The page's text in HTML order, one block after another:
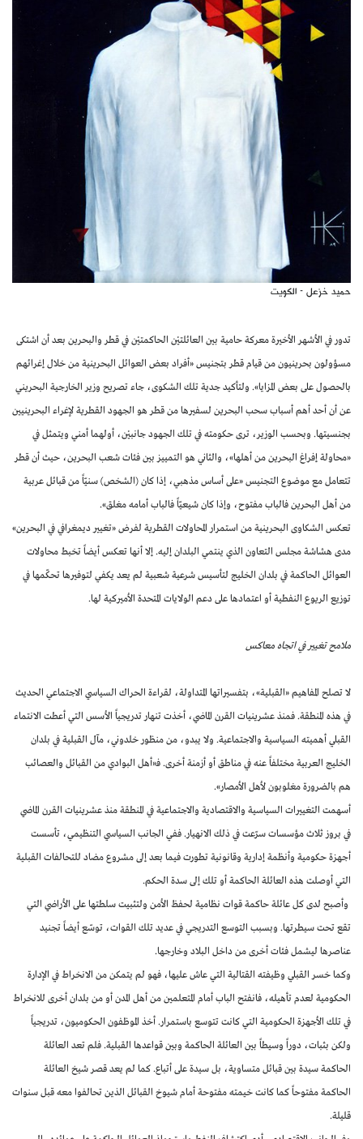
حميد خزعل - الكويت
تدور في الأشهر الأخيرة معركة حامية بين العائلتيْن الحاكمتيْن في قطر والبحرين بعد أن اشتكى
مسؤولون بحرينيون من قيام قطر بتجنيس «أفراد بعض العوائل البحرينية من خلال إغرائهم
بالحصول على بعض المزايا». ولتأكيد جدية تلك الشكوى، جاء تصريح وزير الخارجية البحريني
عن أن أحد أهم أسباب سحب البحرين لسفيرها من قطر هو الجهود القطرية لإغراء البحرينيين
بجنسيتها. وبحسب الوزير، ترى حكومته في تلك الجهود جانبيْن، أولهما أمني ويتمثل في
«محاولة إفراغ البحرين من أهلها»، والثاني هو التمييز بين فئات شعب البحرين، حيث أن قطر
تتعامل مع موضوع التجنيس «على أساس مذهبي، إذا كان (الشخص) سنيّاً من قبائل عربية
من أهل البحرين فالباب مفتوح، وإذا كان شيعيّاً فالباب أمامه مغلق».
تعكس الشكاوى البحرينية من استمرار المحاولات القطرية لفرض «تغيير ديمغرافي في البحرين»
مدى هشاشة مجلس التعاون الذي ينتمي البلدان إليه. إلا أنها تعكس أيضاً تخبط محاولات
العوائل الحاكمة في بلدان الخليج لتأسيس شرعية شعبية لم يعد يكفي لتوفيرها تحكّمها في
توزيع الريوع النفطية أو اعتمادها على دعم الولايات المتحدة الأميركية لها.
ملامح تغيير في اتجاه معاكس
لا تصلح المفاهيم «القبلية»، بتفسيراتها المتداولة، لقراءة الحراك السياسي الاجتماعي الحديث
في هذه المنطقة. فمنذ عشرينيات القرن الماضي، أخذت تنهار تدريجياً الأسس التي أعطت الانتماء
القبلي أهميته السياسية والاجتماعية. ولا يبدو، من منظور خلدوني، مآل القبلية في بلدان
الخليج العربية مختلفاً عنه في مناطق أو أزمنة أخرى. فـ«أهل البوادي من القبائل والعصائب
هم بالضرورة مغلوبون لأهل الأمصار».
أسهمت التغييرات السياسية والاقتصادية والاجتماعية في المنطقة منذ عشرينيات القرن الماضي
في بروز ثلاث مؤسسات سرّعت في ذلك الانهيار. ففي الجانب السياسي التنظيمي، تأسست
أجهزة حكومية وأنظمة إدارية وقانونية تطورت فيما بعد إلى مشروع مضاد للتحالفات القبلية
التي أوصلت هذه العائلة الحاكمة أو تلك إلى سدة الحكم.
وأصبح لدى كل عائلة حاكمة قوات نظامية لحفظ الأمن ولتثبيت سلطتها على الأراضي التي
تقع تحت سيطرتها. وبسبب التوسع التدريجي في عديد تلك القوات، توسّع أيضاً تجنيد
عناصرها ليشمل فئات أخرى من داخل البلاد وخارجها.
وكما خسر القبلي وظيفته القتالية التي عاش عليها، فهو لم يتمكن من الانخراط في الإدارة
الحكومية لعدم تأهيله، فانفتح الباب أمام المتعلمين من أهل المدن أو من بلدان أخرى للانخراط
في تلك الأجهزة الحكومية التي كانت تتوسع باستمرار. أخذ الموظفون الحكوميون، تدريجياً
ولكن بثبات، دوراً وسيطاً بين العائلة الحاكمة وبين قواعدها القبلية. فلم تعد العائلة
الحاكمة سيدة بين قبائل متساوية، بل سيدة على أتباع. كما لم يعد قصر شيخ العائلة
الحاكمة مفتوحاً كما كانت خيمته مفتوحة أمام شيوخ القبائل الذين تحالفوا معه قبل سنوات
قليلة.